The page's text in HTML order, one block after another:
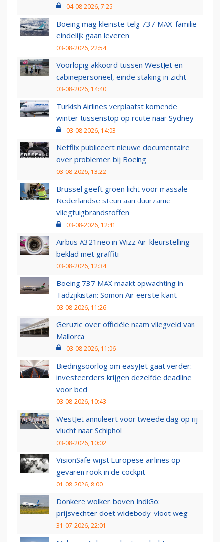
04-08-2026, 7:26
Boeing mag kleinste telg 737 MAX-familie
eindelijk gaan leveren
03-08-2026, 22:54
Voorlopig akkoord tussen WestJet en
cabinepersoneel, einde staking in zicht
03-08-2026, 14:40
Turkish Airlines verplaatst komende
winter tussenstop op route naar Sydney
03-08-2026, 14:03
Netflix publiceert nieuwe documentaire
over problemen bij Boeing
03-08-2026, 13:22
Brussel geeft groen licht voor massale
Nederlandse steun aan duurzame
vliegtuigbrandstoffen
03-08-2026, 12:41
Airbus A321neo in Wizz Air-kleurstelling
beklad met graffiti
03-08-2026, 12:34
Boeing 737 MAX maakt opwachting in
Tadzjikistan: Somon Air eerste klant
03-08-2026, 11:26
Geruzie over officiële naam vliegveld van
Mallorca
03-08-2026, 11:06
Biedingsoorlog om easyJet gaat verder:
investeerders krijgen dezelfde deadline
voor bod
03-08-2026, 10:43
WestJet annuleert voor tweede dag op rij
vlucht naar Schiphol
03-08-2026, 10:02
VisionSafe wijst Europese airlines op
gevaren rook in de cockpit
01-08-2026, 8:00
Donkere wolken boven IndiGo:
prijsvechter doet widebody-vloot weg
31-07-2026, 22:01